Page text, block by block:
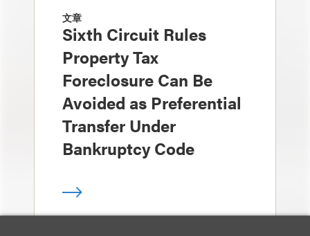
文章
Sixth Circuit Rules
Property Tax
Foreclosure Can Be
Avoided as Preferential
Transfer Under
Bankruptcy Code